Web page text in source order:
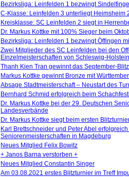
Bezirksliga: Leinfelden 1 bezwingt
C-Klasse: Leinfelden 3 unterliegt Heimsheim
Kreisklasse: SC Leinfelden 2 siegt in
Dr. Markus Kottke mit 100% Sieger beim
Bezirksliga: Leinfelden 1 bezwingt Öffingen
Zwei Mitglieder des SC Leinfelden bei den
Einzelmeisterschaften von Schleswig-
Thanh Kien Tran gewinnt das September-
Markus Kottke gewinnt Bronze mit
Absage Stadtmeisterschaft – Neustart des
Bernhard Schmid erfolgreich beim
Dr. Markus Kottke bei der 29. Deutschen
Landesverbände
Dr. Markus Kottke siegt beim ersten
Karl Brettschneider und Peter Abel
Seniorenmeisterschaften in Magdeburg
Neues Mitglied Felix Bowitz
+ Janos Barna verstorben +
Neues Mitglied Constantin Singer
Am 03.08.2021 erstes Blitzturnier im Treff